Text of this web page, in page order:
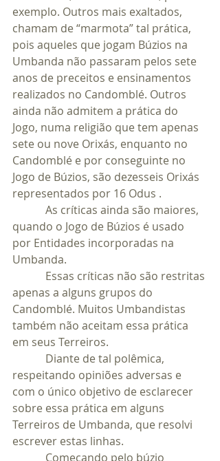
exemplo. Outros mais exaltados,
chamam de “marmota” tal prática,
pois aqueles que jogam Búzios na
Umbanda não passaram pelos sete
anos de preceitos e ensinamentos
realizados no Candomblé. Outros
ainda não admitem a prática do
Jogo, numa religião que tem apenas
sete ou nove Orixás, enquanto no
Candomblé e por conseguinte no
Jogo de Búzios, são dezesseis Orixás
representados por 16 Odus .
quando o Jogo de Búzios é usado
por Entidades incorporadas na
Umbanda.
apenas a alguns grupos do
Candomblé. Muitos Umbandistas
também não aceitam essa prática
em seus Terreiros.
respeitando opiniões adversas e
com o único objetivo de esclarecer
sobre essa prática em alguns
Terreiros de Umbanda, que resolvi
escrever estas linhas.